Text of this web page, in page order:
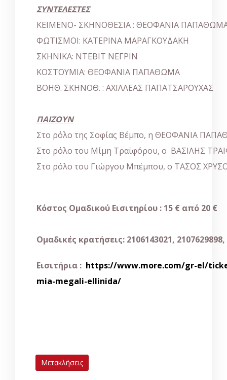
ΣΥΝΤΕΛΕΣΤΕΣ
ΚΕΙΜΕΝΟ- ΣΚΗΝΟΘΕΣΙΑ : ΘΕΟΦΑΝΙΑ
ΦΩΤΙΣΜΟΙ: ΚΑΤΕΡΙΝΑ ΜΑΡΑΓΚΟΥΔΑΚΗ
ΣΚΗΝΙΚΑ: ΝΤΕΒΙΤ ΝΕΓΡΙΝ
ΚΟΣΤΟΥΜΙΑ: ΘΕΟΦΑΝΙΑ ΠΑΠΑΘΩΜΑ
ΒΟΗΘ. ΣΚΗΝΟΘ. : ΑΧΙΛΛΕΑΣ ΠΑΠΑΤΣΑΡΟΥΧΑΣ
ΠΑΙΖΟΥΝ
Στο ρόλο της Σοφίας Βέμπο, η ΘΕΟΦΑΝΙΑ
Στο ρόλο του Μίμη Τραϊφόρου, ο ΒΑΣΙΛΗΣ
Στο ρόλο του Γιώργου Μπέμπου, ο ΤΑΣΟΣ
Κόστος Ομαδικού Εισιτηρίου : 15 € από 20 €
Ομαδικές κρατήσεις: 2106143021,
Εισιτήρια : https://www.more.com/gr-el/
mia-megali-ellinida/
Μετακλήσεις